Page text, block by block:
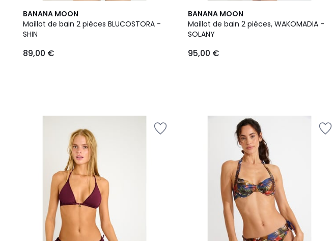
BANANA MOON
Maillot de bain 2 pièces BLUCOSTORA -
SHIN
89,00 €
BANANA MOON
Maillot de bain 2 pièces, WAKOMADIA -
SOLANY
95,00 €